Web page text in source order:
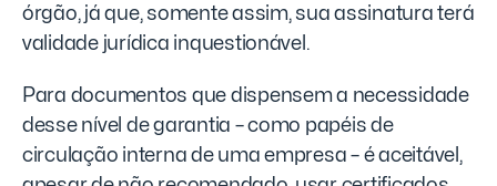
órgão, já que, somente assim, sua assinatura terá
validade jurídica inquestionável.
Para documentos que dispensem a necessidade
desse nível de garantia – como papéis de
circulação interna de uma empresa – é aceitável,